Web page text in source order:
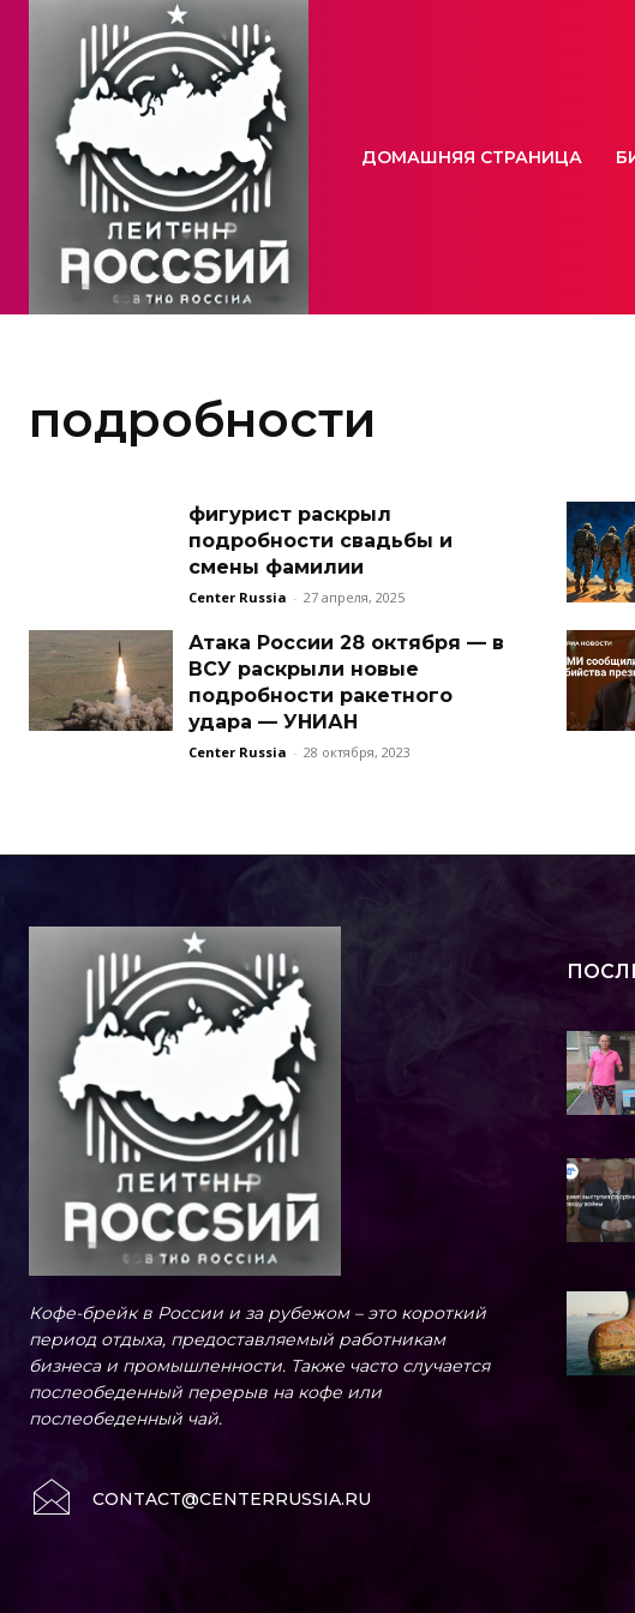
ДОМАШНЯЯ СТРАНИЦА
подробности
фигурист раскрыл
подробности свадьбы и
смены фамилии
Center Russia - 27 апреля, 2025
Атака России 28 октября — в
ВСУ раскрыли новые
подробности ракетного
удара — УНИАН
Center Russia - 28 октября, 2023
Кофе-брейк в России и за рубежом – это короткий
период отдыха, предоставляемый работникам
бизнеса и промышленности. Также часто случается
послеобеденный перерыв на кофе или
послеобеденный чай.
CONTACT@CENTERRUSSIA.RU